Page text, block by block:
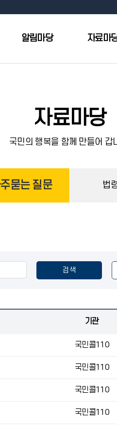
알림마당 자료마
자료마당
국민의 행복을 함께 만들어 갑
묻는 질문 법
검색
기관
국민콜110
국민콜110
국민콜110
국민콜110